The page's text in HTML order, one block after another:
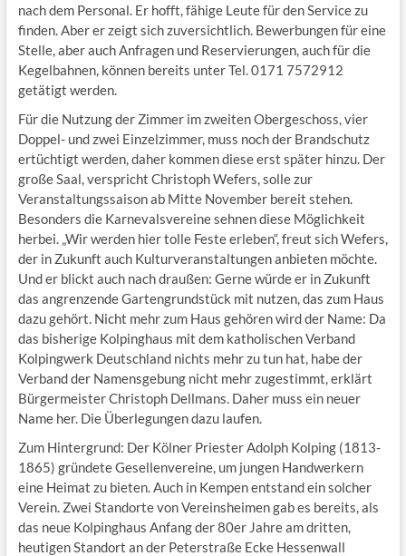
nach dem Personal. Er hofft, fähige Leute für den Service zu
finden. Aber er zeigt sich zuversichtlich. Bewerbungen für eine
Stelle, aber auch Anfragen und Reservierungen, auch für die
Kegelbahnen, können bereits unter Tel. 0171 7572912
getätigt werden.
Für die Nutzung der Zimmer im zweiten Obergeschoss, vier
Doppel- und zwei Einzelzimmer, muss noch der Brandschutz
ertüchtigt werden, daher kommen diese erst später hinzu. Der
große Saal, verspricht Christoph Wefers, solle zur
Veranstaltungssaison ab Mitte November bereit stehen.
Besonders die Karnevalsvereine sehnen diese Möglichkeit
herbei. „Wir werden hier tolle Feste erleben“, freut sich Wefers,
der in Zukunft auch Kulturveranstaltungen anbieten möchte.
Und er blickt auch nach draußen: Gerne würde er in Zukunft
das angrenzende Gartengrundstück mit nutzen, das zum Haus
dazu gehört. Nicht mehr zum Haus gehören wird der Name: Da
das bisherige Kolpinghaus mit dem katholischen Verband
Kolpingwerk Deutschland nichts mehr zu tun hat, habe der
Verband der Namensgebung nicht mehr zugestimmt, erklärt
Bürgermeister Christoph Dellmans. Daher muss ein neuer
Name her. Die Überlegungen dazu laufen.
Zum Hintergrund: Der Kölner Priester Adolph Kolping (1813-
1865) gründete Gesellenvereine, um jungen Handwerkern
eine Heimat zu bieten. Auch in Kempen entstand ein solcher
Verein. Zwei Standorte von Vereinsheimen gab es bereits, als
das neue Kolpinghaus Anfang der 80er Jahre am dritten,
heutigen Standort an der Peterstraße Ecke Hessenwall